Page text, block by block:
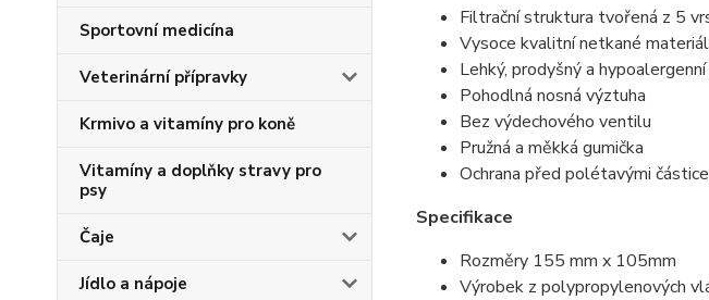
Sportovní medicína
Veterinární přípravky
Krmivo a vitamíny pro koně
Vitamíny a doplňky stravy pro
psy
Čaje
Jídlo a nápoje
Filtrační struktura tvořená z 5
Vysoce kvalitní netkané
Lehký, prodyšný a
Pohodlná nosná výztuha
Bez výdechového ventilu
Pružná a měkká gumička
Ochrana před polétavými
Specifikace
Rozměry 155 mm x 105mm
Výrobek z polypropylenových